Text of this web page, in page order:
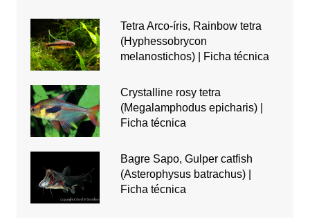
Tetra Arco-íris, Rainbow tetra
(Hyphessobrycon
melanostichos) | Ficha técnica
Crystalline rosy tetra
(Megalamphodus epicharis) |
Ficha técnica
Bagre Sapo, Gulper catfish
(Asterophysus batrachus) |
Ficha técnica